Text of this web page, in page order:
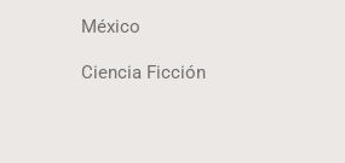
México
Ciencia Ficción